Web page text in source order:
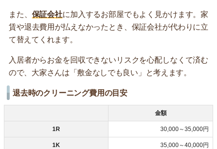
また、 保証会社に加入するお部屋でもよく見かけます。家
賃や退去費用が払えなかったとき、保証会社が代わりに立
て替えてくれます。
入居者からお金を回収できないリスクを心配しなくて済む
ので、大家さんは「敷金なしでも良い」と考えます。
退去時のクリーニング費用の目安
金額
1R 30,000～35,000円
1K 35,000～40,000円